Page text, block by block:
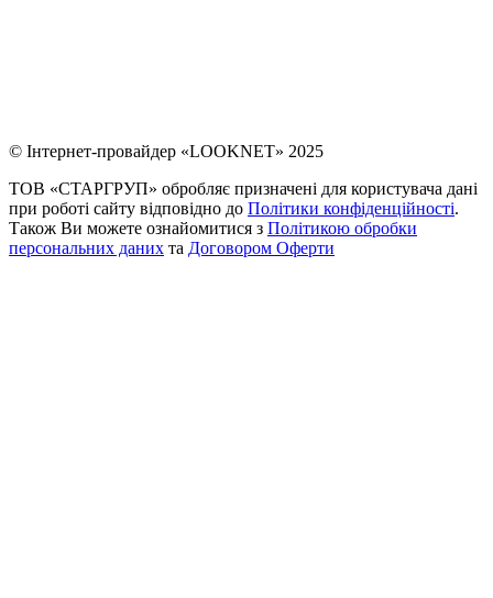
© Інтернет-провайдер «LOOKNET» 2025
ТОВ «СТАРГРУП» обробляє призначені для користувача дані
при роботі сайту відповідно до Політики конфіденційності.
Також Ви можете ознайомитися з Політикою обробки
персональних даних та Договором Оферти